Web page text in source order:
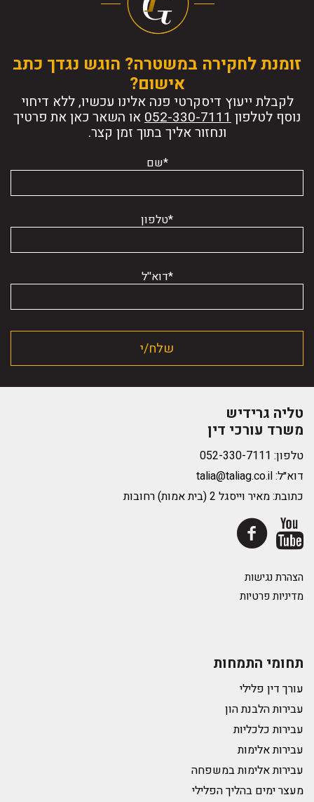
זומנת לחקירה במשטרה? הוגש נגדך כתב
אישום?
לקבלת ייעוץ דיסקרטי פנה אלינו עכשיו, ללא דיחוי
נוסף לטלפון או השאר כאן את פרטיך
ונחזור אליך בתוך זמן קצר.
*שם
*טלפון
*דוא''ל
טליה גרידיש
משרד עורכי דין
טלפון:
דוא״ל:talia@taliag.co.il
כתובת: מאיר וייסגל 2 (בית אמות) רחובות
הצהרת נגישות
מדיניות פרטיות
תחומי התמחות
עורך דין פלילי
עבירות הלבנת הון
עבירות כלכליות
עבירות אלימות
עבירות אלימות במשפחה
מעצר ימים בהליך הפלילי